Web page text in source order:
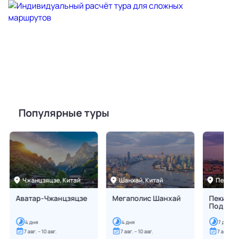
Популярные туры
Чжанцзяцзе,Китай
Аватар-Чжанцзяцзе
4дня
7 авг. – 10 авг.
Шанхай,Китай
Мегаполис Шанхай
4дня
7 авг. – 10 авг.
7
7